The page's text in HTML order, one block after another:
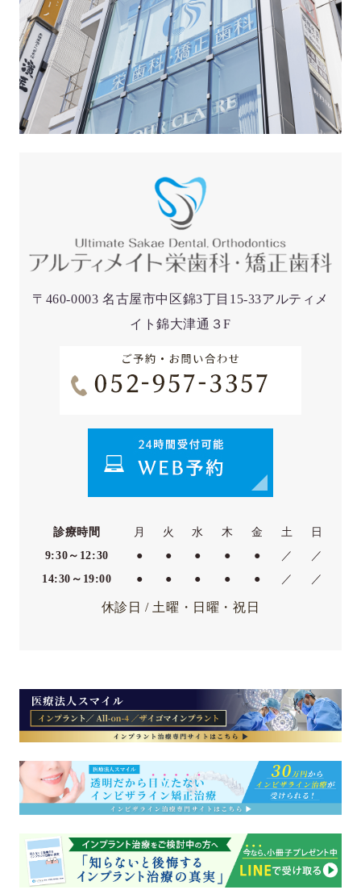
〒460-0003 名古屋市中区錦3丁目15-33アルティメ
イト錦大津通３F
診療時間 月 火 水 木 金 土
日
9:30～12:30
● ● ● ● ● ／
／
14:30～19:00
● ● ● ● ● ／ ／
休診日 / 土曜・日曜・祝日